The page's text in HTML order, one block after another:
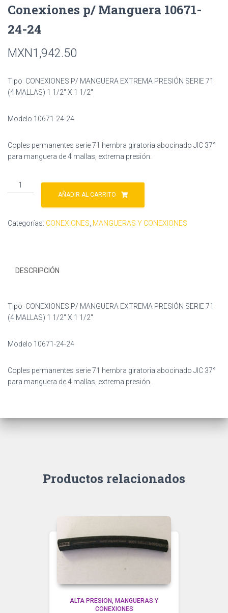
Conexiones p/ Manguera 10671-
24-24
MXN1,942.50
Tipo CONEXIONES P/ MANGUERA EXTREMA PRESIÓN SERIE 71
(4 MALLAS) 1 1/2″ X 1 1/2″
Modelo 10671-24-24
Coples permanentes serie 71 hembra giratoria abocinado JIC 37°
para manguera de 4 mallas, extrema presión.
Conexiones
p/
Manguera
24-
AÑADIR AL CARRITO
Categorías: CONEXIONES MANGUERAS Y CONEXIONES
DESCRIPCIÓN
Tipo CONEXIONES P/ MANGUERA EXTREMA PRESIÓN SERIE 71
(4 MALLAS) 1 1/2″ X 1 1/2″
Modelo 10671-24-24
Coples permanentes serie 71 hembra giratoria abocinado JIC 37°
para manguera de 4 mallas, extrema presión.
Productos relacionados
ALTA PRESION
MANGUERAS Y
CONEXIONES